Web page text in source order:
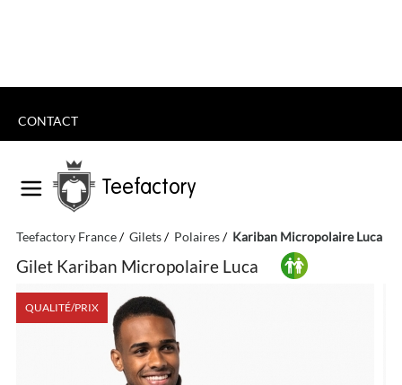
CONTACT
Teefactory
Teefactory France Gilets Polaires Kariban Micropolaire Luca
Gilet Kariban Micropolaire Luca
QUALITÉ/PRIX